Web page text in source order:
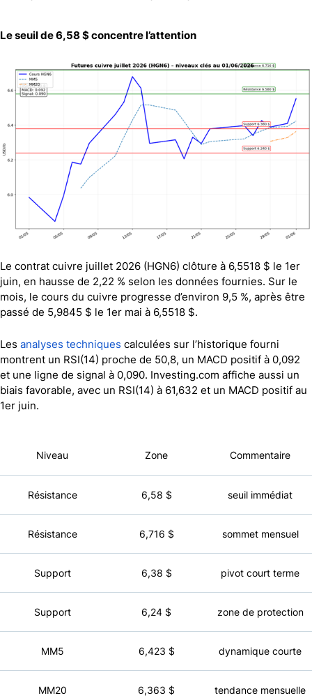
Le seuil de 6,58 $ concentre l’attention
Le contrat cuivre juillet 2026 (HGN6) clôture à 6,5518 $ le 1er
juin, en hausse de 2,22 % selon les données fournies. Sur le
mois, le cours du cuivre progresse d’environ 9,5 %, après être
passé de 5,9845 $ le 1er mai à 6,5518 $.
Les analyses techniques calculées sur l’historique fourni
montrent un RSI(14) proche de 50,8, un MACD positif à 0,092
et une ligne de signal à 0,090. Investing.com affiche aussi un
biais favorable, avec un RSI(14) à 61,632 et un MACD positif au
1er juin.
Niveau Zone Commentaire
Résistance 6,58 $ seuil immédiat
Résistance 6,716 $ sommet mensuel
Support 6,38 $ pivot court terme
Support 6,24 $ zone de protection
MM5 6,423 $ dynamique courte
MM20 6,363 $ tendance mensuelle